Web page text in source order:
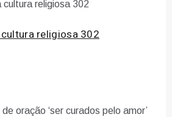
religiosa 302